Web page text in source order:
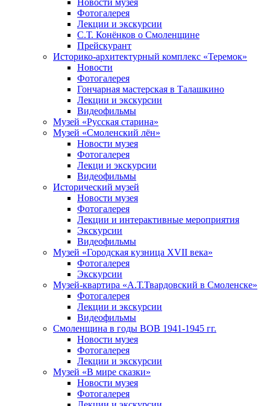
Фотогалерея
Лекции и экскурсии
С.Т. Конёнков о Смоленщине
Прейскурант
Историко-архитектурный комплекс «Теремок»
Новости
Фотогалерея
Гончарная мастерская в Талашкино
Лекции и экскурсии
Видеофильмы
Музей «Русская старина»
Музей «Смоленский лён»
Новости музея
Фотогалерея
Лекци и экскурсии
Видеофильмы
Исторический музей
Новости музея
Фотогалерея
Лекции и интерактивные мероприятия
Экскурсии
Видеофильмы
Музей «Городская кузница XVII века»
Фотогалерея
Экскурсии
Музей-квартира «А.Т.Твардовский в Смоленске»
Фотогалерея
Лекции и экскурсии
Видеофильмы
Смоленщина в годы ВОВ 1941-1945 гг.
Новости музея
Фотогалерея
Лекции и экскурсии
Музей «В мире сказки»
Новости музея
Фотогалерея